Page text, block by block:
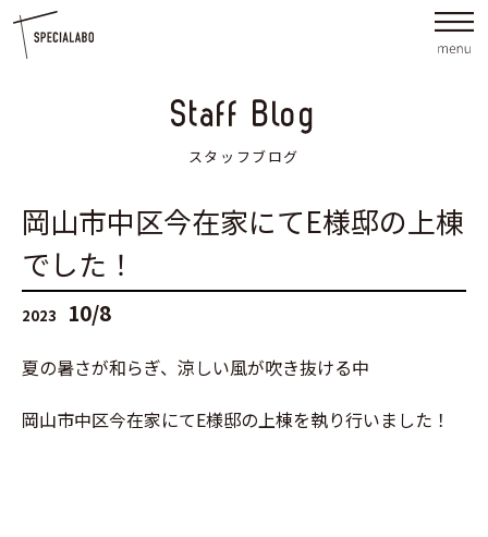
Staff Blog
スタッフブログ
岡山市中区今在家にてE様邸の上棟
でした！
2023 10/8
夏の暑さが和らぎ、涼しい風が吹き抜ける中
岡山市中区今在家にてE様邸の上棟を執り行いました！